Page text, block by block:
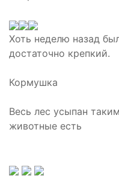
Хоть неделю назад
достаточно крепкий.
Кормушка
Весь лес усыпан
животные есть